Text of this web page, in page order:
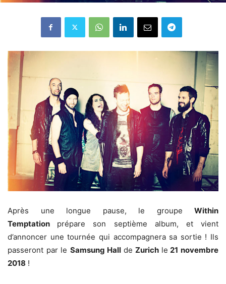
Après une longue pause, le groupe Within
Temptation prépare son septième album, et vient
d’annoncer une tournée qui accompagnera sa sortie ! Ils
passeront par le Samsung Hall deZurich le 21 novembre
2018 !